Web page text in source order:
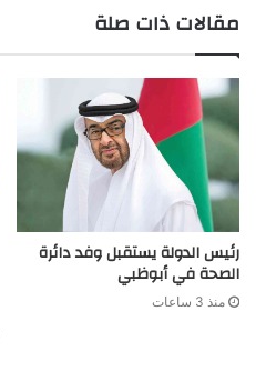
مقالات ذات صلة
رئيس الدولة يستقبل وفد دائرة
الصحة في أبوظبي
منذ 3 ساعات